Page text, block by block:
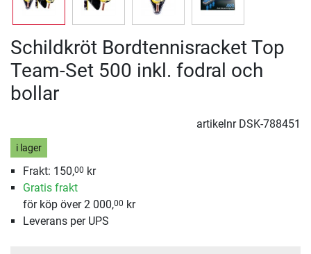
Schildkröt Bordtennisracket Top
Team-Set 500 inkl. fodral och
bollar
artikelnr DSK-788451
i lager
Frakt: 150,00 kr
Gratis frakt
för köp över 2 000,00 kr
Leverans per UPS